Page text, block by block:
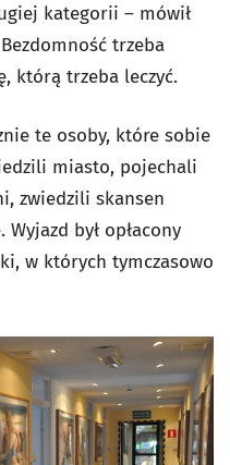
kategorii – mówił
trzeba
którą trzeba leczyć.
te osoby, które sobie
miasto, pojechali
zwiedzili skansen
był opłacony
w których tymczasowo